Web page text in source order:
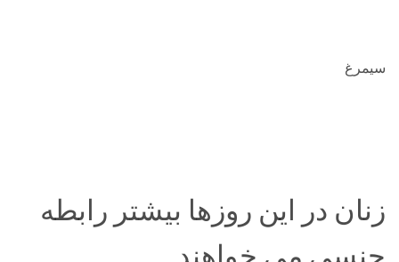
سیمرغ
زنان در این روزها بیشتر رابطه